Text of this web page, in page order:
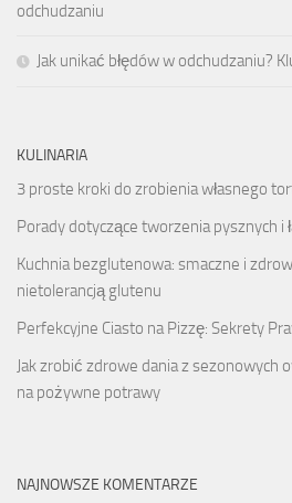
odchudzaniu
Jak unikać błędów w odchudzaniu?
KULINARIA
3 proste kroki do zrobienia własnego
Porady dotyczące tworzenia pysznych i
Kuchnia bezglutenowa: smaczne i
nietolerancją glutenu
Perfekcyjne Ciasto na Pizzę: Sekrety
Jak zrobić zdrowe dania z sezonowych
na pożywne potrawy
NAJNOWSZE KOMENTARZE